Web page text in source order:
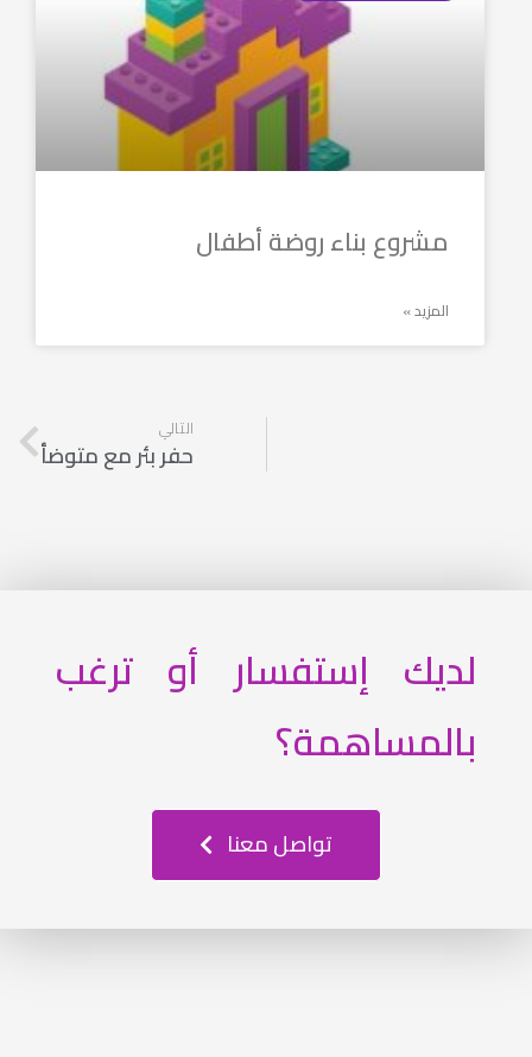
مشروع بناء روضة أطفال
المزيد »
التالي
حفر بئر مع متوضأ
لديك إستفسار أو ترغب
بالمساهمة؟
تواصل معنا